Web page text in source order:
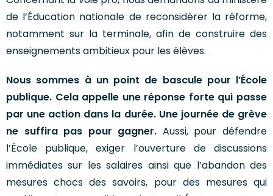
de l’Éducation nationale de reconsidérer la réforme,
notamment sur la terminale, afin de construire des
enseignements ambitieux pour les élèves.
Nous sommes à un point de bascule pour l’École
publique. Cela appelle une réponse forte qui passe
par une action dans la durée. Une journée de grève
ne suffira pas pour gagner. Aussi, pour défendre
l’École publique, exiger l’ouverture de discussions
immédiates sur les salaires ainsi que l’abandon des
mesures chocs des savoirs, pour des mesures qui